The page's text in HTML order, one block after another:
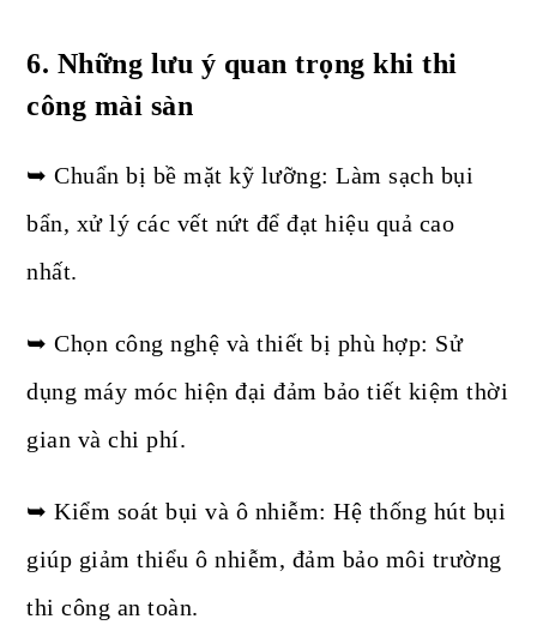
6. Những lưu ý quan trọng khi thi
công mài sàn
➥ Chuẩn bị bề mặt kỹ lưỡng: Làm sạch bụi
bẩn, xử lý các vết nứt để đạt hiệu quả cao
nhất.
➥ Chọn công nghệ và thiết bị phù hợp: Sử
dụng máy móc hiện đại đảm bảo tiết kiệm thời
gian và chi phí.
➥ Kiểm soát bụi và ô nhiễm: Hệ thống hút bụi
giúp giảm thiểu ô nhiễm, đảm bảo môi trường
thi công an toàn.